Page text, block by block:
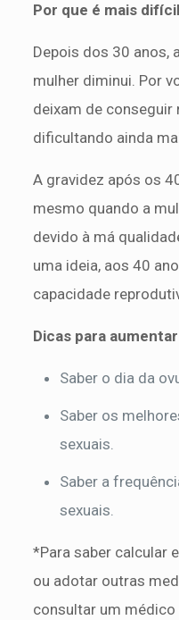
Por que é mais
Depois dos 30 anos,
mulher diminui. Por
deixam de conseguir
dificultando ainda
A gravidez após os
mesmo quando a
devido à má
uma ideia, aos 40
capacidade
Dicas para
Saber o dia da
Saber os
sexuais.
Saber a
sexuais.
*Para saber calcular
ou adotar outras
consultar um médico